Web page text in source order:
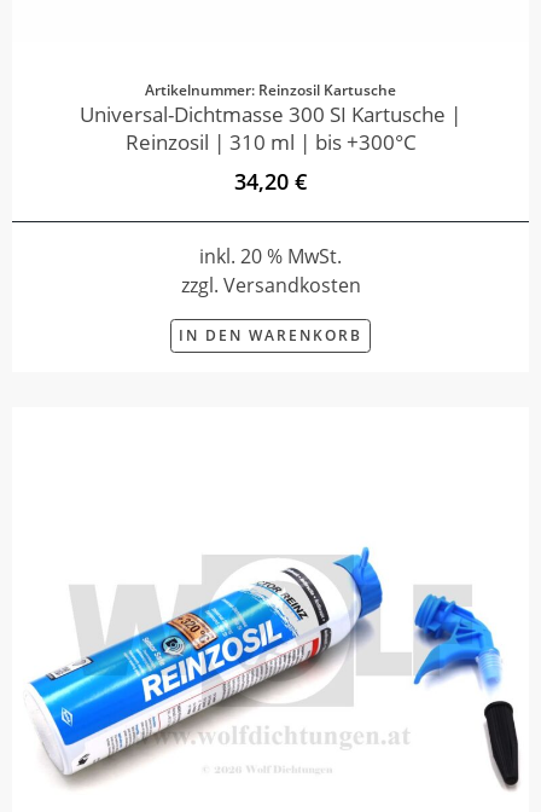
Artikelnummer: Reinzosil Kartusche
Universal-Dichtmasse 300 SI Kartusche |
Reinzosil | 310 ml | bis +300°C
34,20 €
inkl. 20 % MwSt.
zzgl. Versandkosten
IN DEN WARENKORB